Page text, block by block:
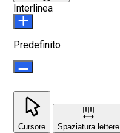
Interlinea
Predefinito
Cursore Spaziatura lettere